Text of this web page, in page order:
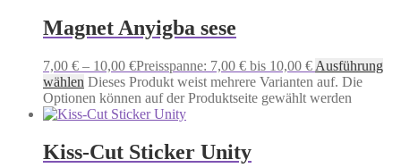
Magnet Anyigba sese
7,00 € – 10,00 €Preisspanne: 7,00 € bis 10,00 € Ausführung
wählen Dieses Produkt weist mehrere Varianten auf. Die
Optionen können auf der Produktseite gewählt werden
Kiss-Cut Sticker Unity